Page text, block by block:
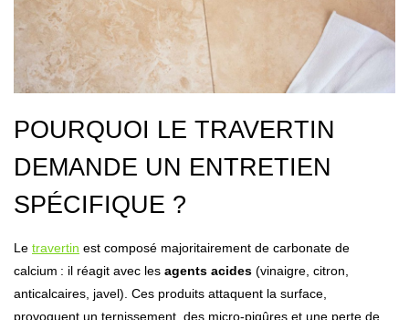
POURQUOI LE TRAVERTIN
DEMANDE UN ENTRETIEN
SPÉCIFIQUE ?
Le travertin est composé majoritairement de carbonate de
calcium : il réagit avec les agents acides (vinaigre, citron,
anticalcaires, javel). Ces produits attaquent la surface,
provoquent un ternissement, des micro-piqûres et une perte de